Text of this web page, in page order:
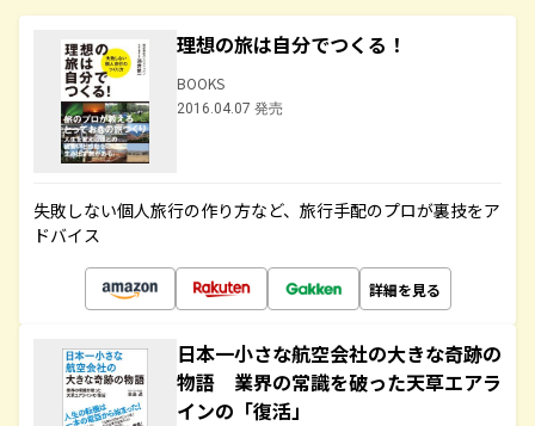
理想の旅は自分でつくる！
BOOKS
2016.04.07 発売
失敗しない個人旅行の作り方など、旅行手配のプロが裏技をア
ドバイス
詳細を見る
日本一小さな航空会社の大きな奇跡の
物語 業界の常識を破った天草エアラ
インの「復活」